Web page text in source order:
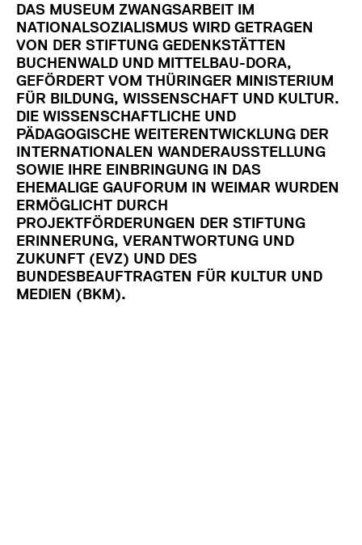
DAS MUSEUM ZWANGSARBEIT IM
NATIONALSOZIALISMUS WIRD GETRAGEN
VON DER STIFTUNG GEDENKSTÄTTEN
BUCHENWALD UND MITTELBAU-DORA,
GEFÖRDERT VOM THÜRINGER MINISTERIUM
FÜR BILDUNG, WISSENSCHAFT UND KULTUR.
DIE WISSENSCHAFTLICHE UND
PÄDAGOGISCHE WEITERENTWICKLUNG DER
INTERNATIONALEN WANDERAUSSTELLUNG
SOWIE IHRE EINBRINGUNG IN DAS
EHEMALIGE GAUFORUM IN WEIMAR WURDEN
ERMÖGLICHT DURCH
PROJEKTFÖRDERUNGEN DER STIFTUNG
ERINNERUNG, VERANTWORTUNG UND
ZUKUNFT (EVZ) UND DES
BUNDESBEAUFTRAGTEN FÜR KULTUR UND
MEDIEN (BKM).